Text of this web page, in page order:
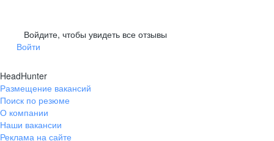
Войдите, чтобы увидеть все отзывы
Войти
HeadHunter
Размещение вакансий
Поиск по резюме
О компании
Наши вакансии
Реклама на сайте